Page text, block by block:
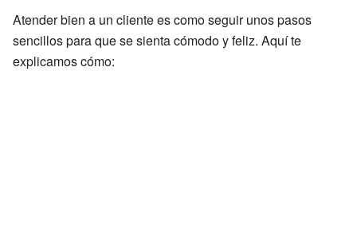
Atender bien a un cliente es como seguir unos pasos
sencillos para que se sienta cómodo y feliz. Aquí te
explicamos cómo: